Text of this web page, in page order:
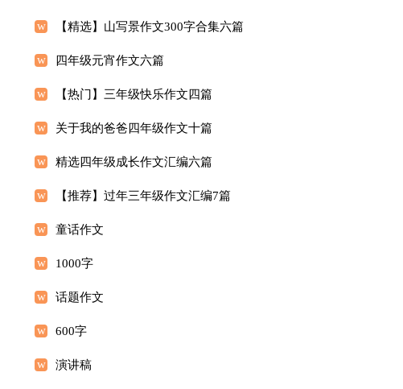
【精选】山写景作文300字合集六篇
四年级元宵作文六篇
【热门】三年级快乐作文四篇
关于我的爸爸四年级作文十篇
精选四年级成长作文汇编六篇
【推荐】过年三年级作文汇编7篇
童话作文
1000字
话题作文
600字
演讲稿